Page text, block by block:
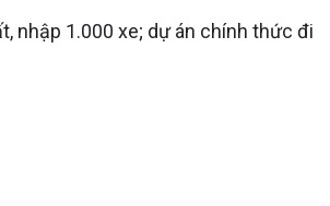
nhập 1.000 xe; dự án chính thức đi